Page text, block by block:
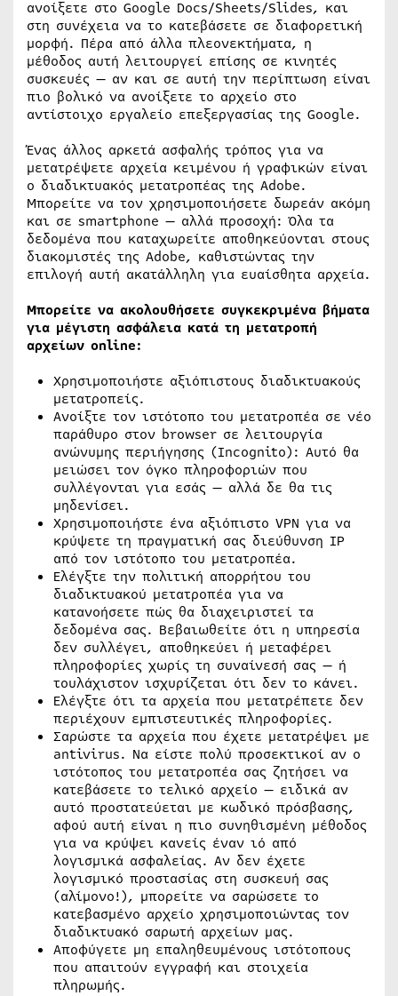
ανοίξετε στο Google Docs/Sheets/Slides, και
στη συνέχεια να το κατεβάσετε σε διαφορετική
μορφή. Πέρα από άλλα πλεονεκτήματα, η
μέθοδος αυτή λειτουργεί επίσης σε κινητές
συσκευές — αν και σε αυτή την περίπτωση είναι
πιο βολικό να ανοίξετε το αρχείο στο
αντίστοιχο εργαλείο επεξεργασίας της Google.
Ένας άλλος αρκετά ασφαλής τρόπος για να
μετατρέψετε αρχεία κειμένου ή γραφικών είναι
ο διαδικτυακός μετατροπέας της Adobe.
Μπορείτε να τον χρησιμοποιήσετε δωρεάν ακόμη
και σε smartphone — αλλά προσοχή: Όλα τα
δεδομένα που καταχωρείτε αποθηκεύονται στους
διακομιστές της Adobe, καθιστώντας την
επιλογή αυτή ακατάλληλη για ευαίσθητα αρχεία.
Μπορείτε να ακολουθήσετε συγκεκριμένα βήματα
για μέγιστη ασφάλεια κατά τη μετατροπή
αρχείων online:
Χρησιμοποιήστε αξιόπιστους διαδικτυακούς
μετατροπείς.
Ανοίξτε τον ιστότοπο του μετατροπέα σε νέο
παράθυρο στον browser σε λειτουργία
ανώνυμης περιήγησης (Incognito): Αυτό θα
μειώσει τον όγκο πληροφοριών που
συλλέγονται για εσάς — αλλά δε θα τις
μηδενίσει.
Χρησιμοποιήστε ένα αξιόπιστο VPN για να
κρύψετε τη πραγματική σας διεύθυνση IP
από τον ιστότοπο του μετατροπέα.
Ελέγξτε την πολιτική απορρήτου του
διαδικτυακού μετατροπέα για να
κατανοήσετε πώς θα διαχειριστεί τα
δεδομένα σας. Βεβαιωθείτε ότι η υπηρεσία
δεν συλλέγει, αποθηκεύει ή μεταφέρει
πληροφορίες χωρίς τη συναίνεσή σας — ή
τουλάχιστον ισχυρίζεται ότι δεν το κάνει.
Ελέγξτε ότι τα αρχεία που μετατρέπετε δεν
περιέχουν εμπιστευτικές πληροφορίες.
Σαρώστε τα αρχεία που έχετε μετατρέψει με
antivirus. Να είστε πολύ προσεκτικοί αν ο
ιστότοπος του μετατροπέα σας ζητήσει να
κατεβάσετε το τελικό αρχείο — ειδικά αν
αυτό προστατεύεται με κωδικό πρόσβασης,
αφού αυτή είναι η πιο συνηθισμένη μέθοδος
για να κρύψει κανείς έναν ιό από
λογισμικά ασφαλείας. Αν δεν έχετε
λογισμικό προστασίας στη συσκευή σας
(αλίμονο!), μπορείτε να σαρώσετε το
κατεβασμένο αρχείο χρησιμοποιώντας τον
διαδικτυακό σαρωτή αρχείων μας.
Αποφύγετε μη επαληθευμένους ιστότοπους
που απαιτούν εγγραφή και στοιχεία
πληρωμής.